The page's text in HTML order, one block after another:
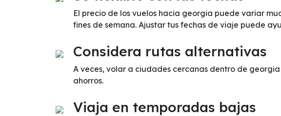
El precio de los vuelos hacia georgia puede variar
fines de semana. Ajustar tus fechas de viaje puede
Considera rutas alternativas
A veces, volar a ciudades cercanas dentro de
ahorros.
Viaja en temporadas bajas